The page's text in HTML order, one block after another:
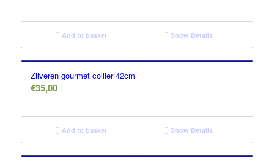
Add to basket Show Details
Zilveren gourmet collier 42cm
€35,00
Add to basket Show Details